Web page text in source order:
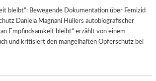
bleibt“: Bewegende Dokumentation über Femizid
Daniela Magnani Hüllers autobiografischer
Empfindsamkeit bleibt“ erzählt von einem
und kritisiert den mangelhaften Opferschutz bei